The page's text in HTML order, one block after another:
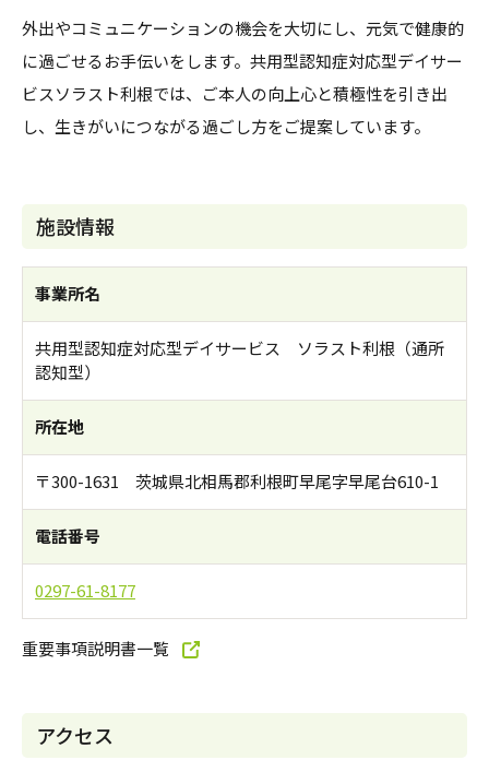
外出やコミュニケーションの機会を大切にし、元気で健康的
に過ごせるお手伝いをします。共用型認知症対応型デイサー
ビスソラスト利根では、ご本人の向上心と積極性を引き出
し、生きがいにつながる過ごし方をご提案しています。
施設情報
事業所名
共用型認知症対応型デイサービス ソラスト利根（通所
認知型）
所在地
〒300-1631 茨城県北相馬郡利根町早尾字早尾台610-1
電話番号
0297-61-8177
重要事項説明書一覧
アクセス